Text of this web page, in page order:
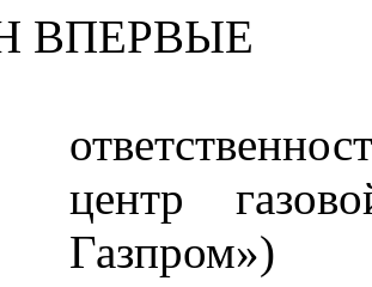
ВПЕРВЫЕ
центр
Газпром»)